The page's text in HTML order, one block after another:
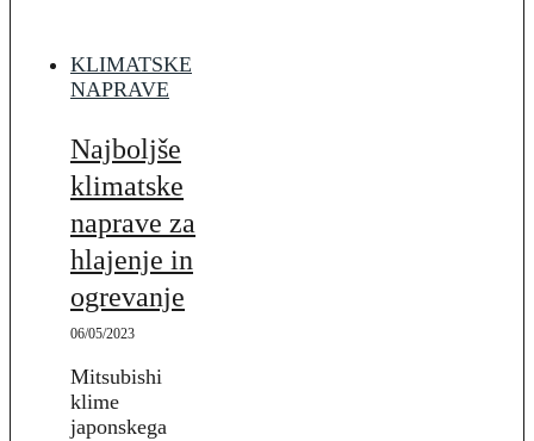
KLIMATSKE
NAPRAVE
Najboljše
klimatske
naprave za
hlajenje in
ogrevanje
06/05/2023
Mitsubishi
klime
japonskega